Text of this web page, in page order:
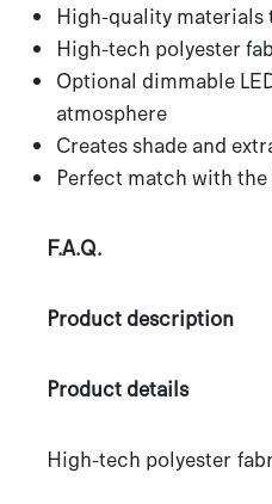
High-quality materials
High-tech polyester
Optional dimmable
atmosphere
Creates shade and
Perfect match with
F.A.Q.
Product description
Product details
High-tech polyester